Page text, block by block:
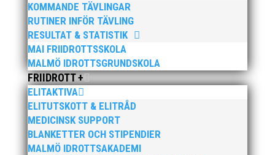
KOMMANDE TÄVLINGAR
RUTINER INFÖR TÄVLING
RESULTAT & STATISTIK
MAI FRIIDROTTSSKOLA
MALMÖ IDROTTSGRUNDSKOLA
FRIIDROTT +
ELITAKTIVA
ELITUTSKOTT & ELITRÅD
MEDICINSK SUPPORT
BLANKETTER OCH STIPENDIER
MALMÖ IDROTTSAKADEMI
Engagemang • Kompetens • Gemenskap
ADRESS:
Eric Perssons väg 53
217 62 Malmö
TELEFON:
040-86 900